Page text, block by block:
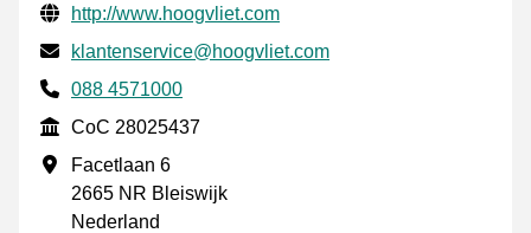
Verifisert kontaktinformasjon
Website URL
http://www.hoogvliet.com
E-post
klantenservice@hoogvliet.com
Phone number
088 4571000
CoC
CoC 28025437
Forretningsadresse
Facetlaan 6
2665 NR Bleiswijk
Nederland